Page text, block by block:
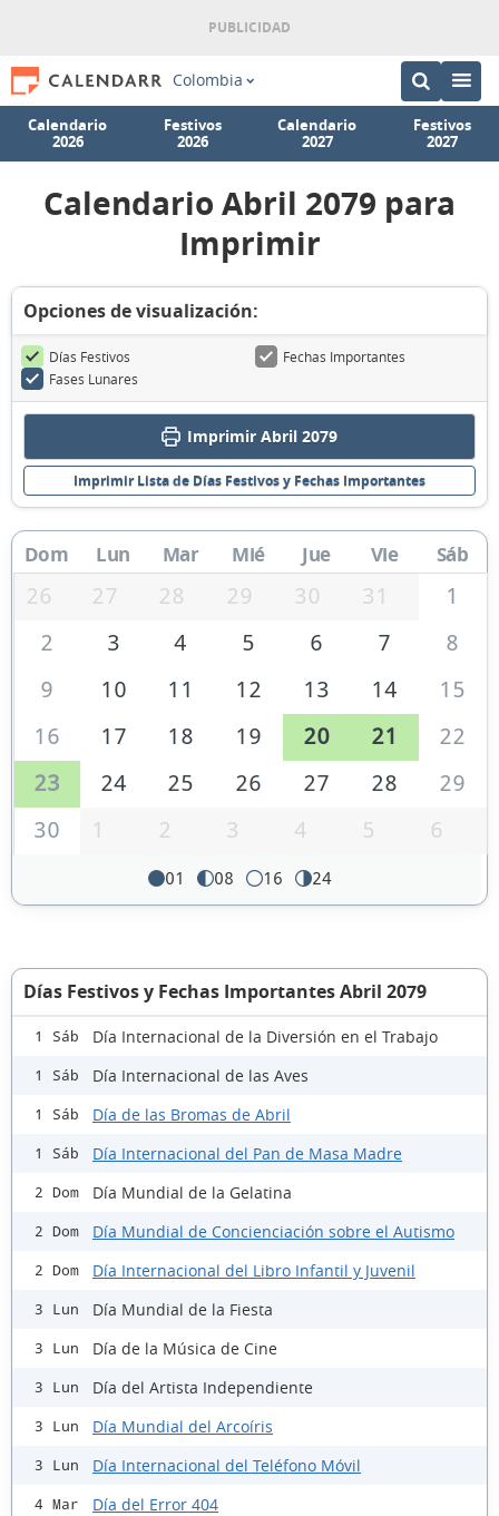
Colombia
Calendario
2026
Festivos
2026
Calendario
2027
Festivos
2027
Calendario Abril 2079 para
Imprimir
Opciones de visualización:
Días Festivos
Fechas Importantes
Fases Lunares
Imprimir Abril 2079
Imprimir Lista de Días Festivos y Fechas Importantes
Dom Lun Mar Mié Jue Vie Sáb
26 27 28 29 30 31
1
2
3 4 5 6 7
8
9
10 11 12 13 14
15
16
17 18 19 20 21
22
23
24 25 26 27 28
29
30
1 2 3 4 5 6
01 08 16 24
Días Festivos y Fechas Importantes Abril 2079
1 Sáb Día Internacional de la Diversión en el Trabajo
1 Sáb Día Internacional de las Aves
1 Sáb Día de las Bromas de Abril
1 Sáb Día Internacional del Pan de Masa Madre
2 Dom Día Mundial de la Gelatina
2 Dom Día Mundial de Concienciación sobre el Autismo
2 Dom Día Internacional del Libro Infantil y Juvenil
3 Lun Día Mundial de la Fiesta
3 Lun Día de la Música de Cine
3 Lun Día del Artista Independiente
3 Lun Día Mundial del Arcoíris
3 Lun Día Internacional del Teléfono Móvil
4 Mar Día del Error 404